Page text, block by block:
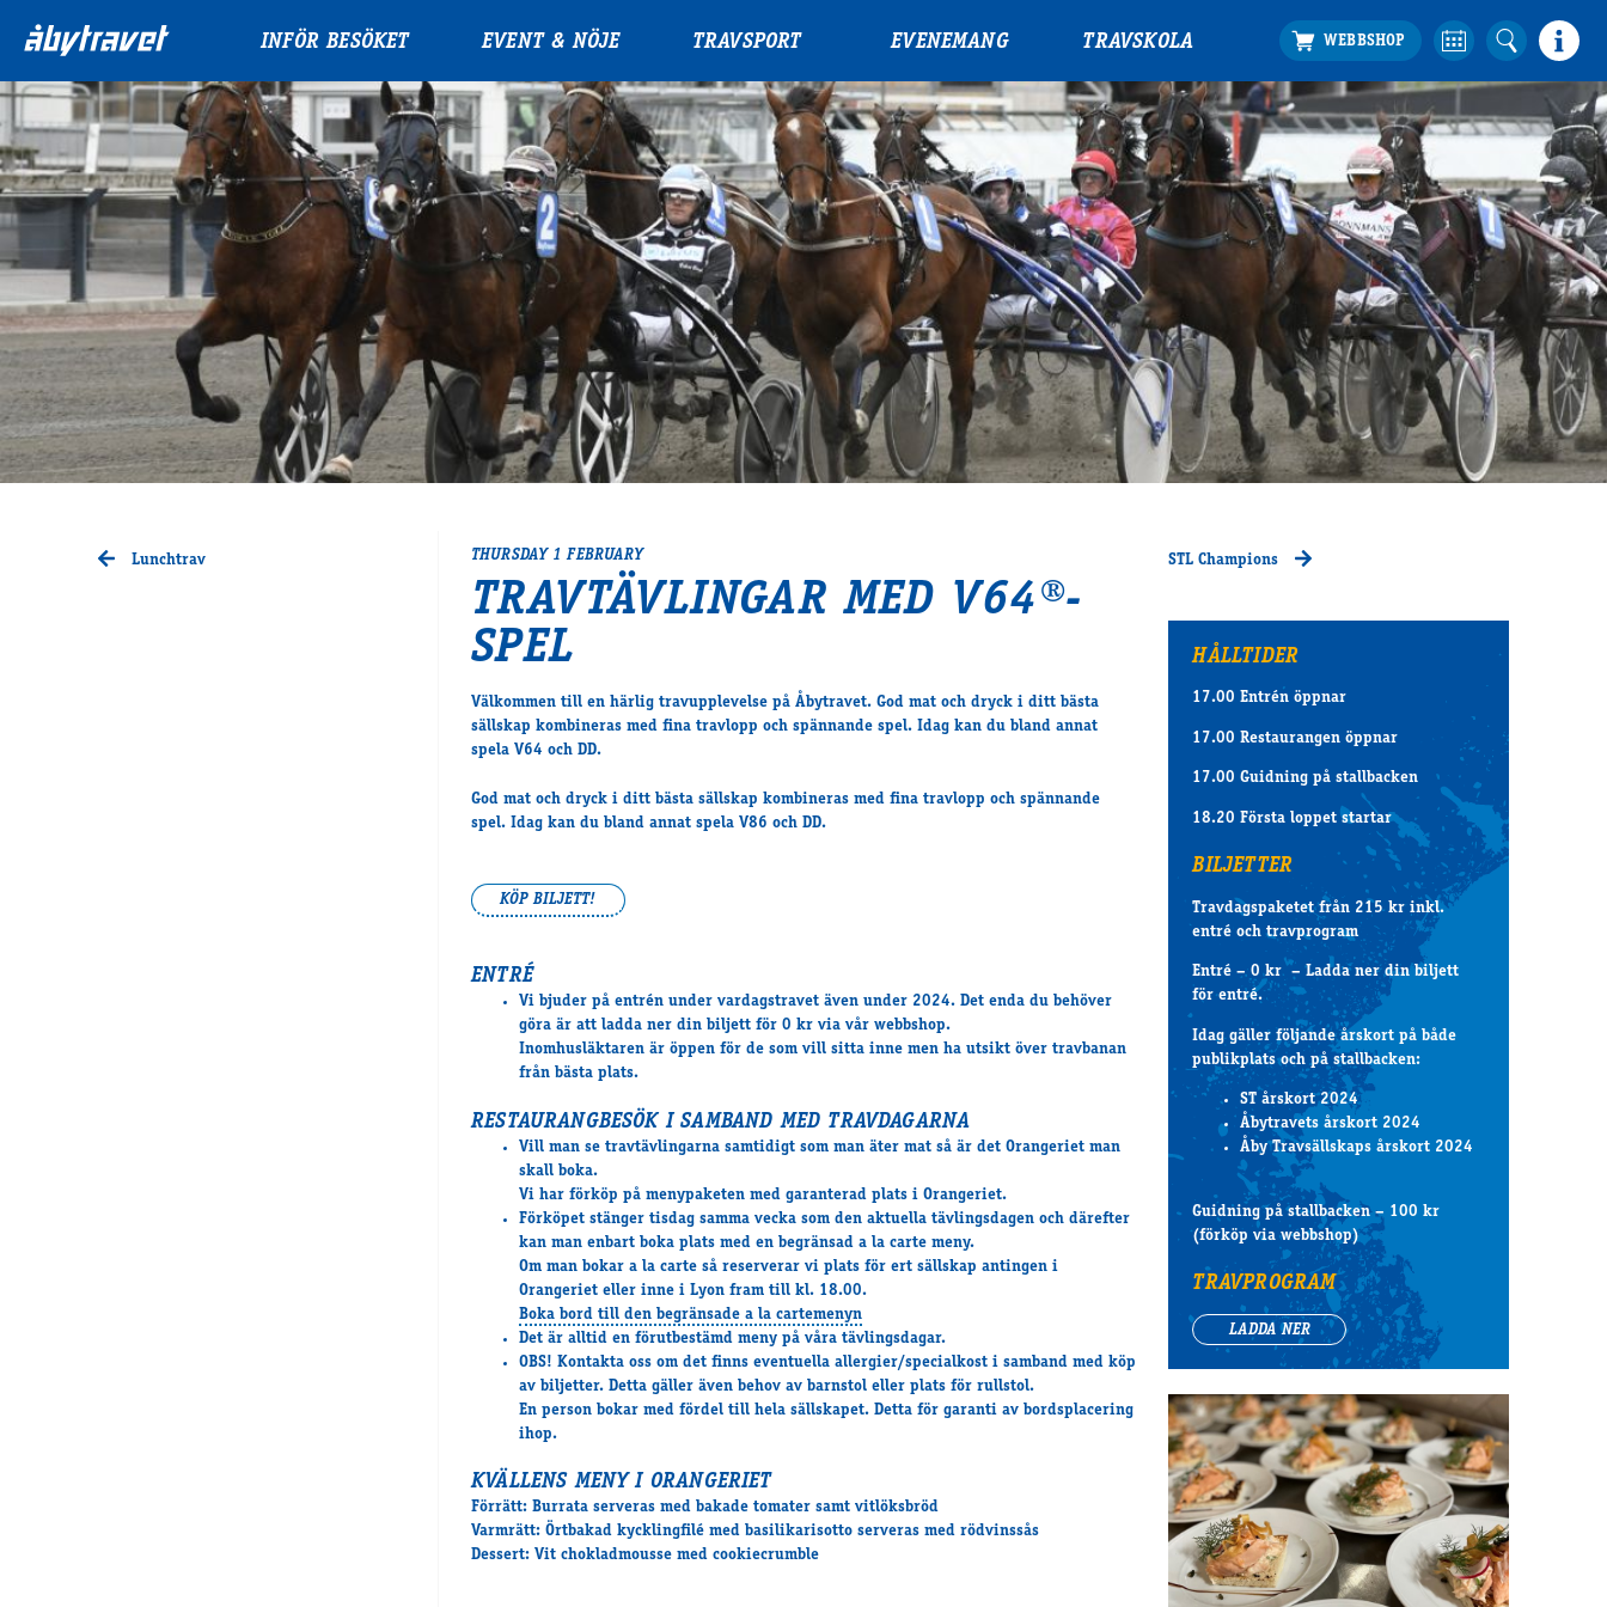
INFÖR BESÖKET EVENT & NÖJE TRAVSPORT EVENEMANG TRAVSKOLA
Lunchtrav THURSDAY 1 FEBRUARY
TRAVTÄVLINGAR MED V64®-
SPEL
Välkommen till en härlig travupplevelse på Åbytravet. God mat och dryck i ditt bästa
sällskap kombineras med fina travlopp och spännande spel. Idag kan du bland annat
spela V64 och DD.
God mat och dryck i ditt bästa sällskap kombineras med fina travlopp och spännande
spel. Idag kan du bland annat spela V86 och DD.
KÖP BILJETT!
ENTRÉ
Vi bjuder på entrén under vardagstravet även under 2024. Det enda du behöver
göra är att ladda ner din biljett för 0 kr via vår webbshop.
Inomhusläktaren är öppen för de som vill sitta inne men ha utsikt över travbanan
från bästa plats.
RESTAURANGBESÖK I SAMBAND MED TRAVDAGARNA
Vill man se travtävlingarna samtidigt som man äter mat så är det Orangeriet man
skall boka.
Vi har förköp på menypaketen med garanterad plats i Orangeriet.
Förköpet stänger tisdag samma vecka som den aktuella tävlingsdagen och därefter
kan man enbart boka plats med en begränsad a la carte meny.
Om man bokar a la carte så reserverar vi plats för ert sällskap antingen i
Orangeriet eller inne i Lyon fram till kl. 18.00.
Boka bord till den begränsade a la cartemenyn
Det är alltid en förutbestämd meny på våra tävlingsdagar.
OBS! Kontakta oss om det finns eventuella allergier/specialkost i samband med köp
av biljetter. Detta gäller även behov av barnstol eller plats för rullstol.
En person bokar med fördel till hela sällskapet. Detta för garanti av bordsplacering
ihop.
KVÄLLENS MENY I ORANGERIET
Förrätt: Burrata serveras med bakade tomater samt vitlöksbröd
Varmrätt: Örtbakad kycklingfilé med basilikarisotto serveras med rödvinssås
Dessert: Vit chokladmousse med cookiecrumble
STL Champions
HÅLLTIDER
17.00 Entrén öppnar
17.00 Restaurangen öppnar
17.00 Guidning på stallbacken
18.20 Första loppet startar
BILJETTER
Travdagspaketet från 215 kr inkl.
entré och travprogram
Entré – 0 kr – Ladda ner din biljett
för entré.
Idag gäller följande årskort på både
publikplats och på stallbacken:
ST årskort 2024
Åbytravets årskort 2024
Åby Travsällskaps årskort 2024
Guidning på stallbacken – 100 kr
(förköp via webbshop)
TRAVPROGRAM
LADDA NER